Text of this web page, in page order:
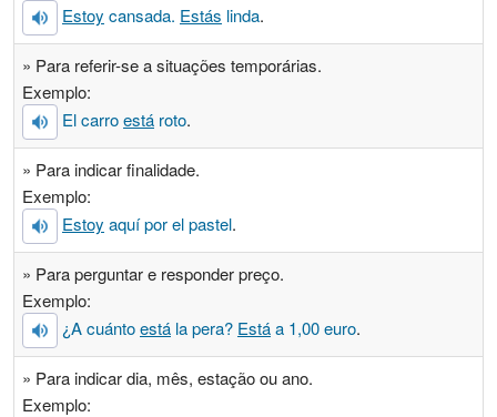
Estoy cansada. Estás linda.
» Para referir-se a situações temporárias.
Exemplo:
El carroestá roto.
» Para indicar finalidade.
Exemplo:
Estoy aquí por el pastel.
» Para perguntar e responder preço.
Exemplo:
¿A cuántoestá la pera? Estáa 1,00 euro.
» Para indicar dia, mês, estação ou ano.
Exemplo: